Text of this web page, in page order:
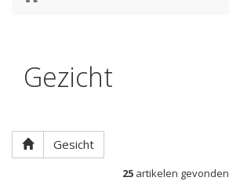
Gezicht
Gesicht
25 artikelen gevonden